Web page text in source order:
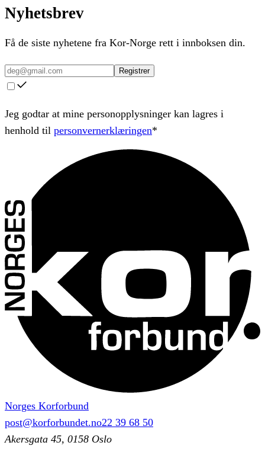
Nyhetsbrev
Få de siste nyhetene fra Kor-Norge rett i innboksen din.
Registrer
Jeg godtar at mine personopplysninger kan lagres i
henhold til personvernerklæringen*
Norges Korforbund
post@korforbundet.no22 39 68 50
Akersgata 45, 0158 Oslo